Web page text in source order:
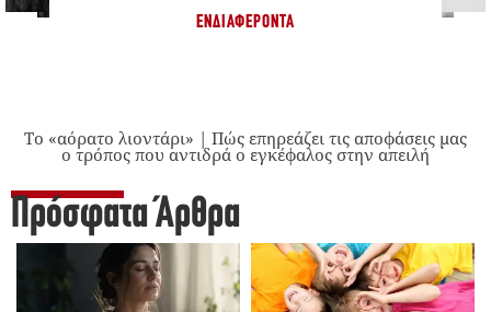
ΕΝΔΙΑΦΈΡΟΝΤΑ
Το «αόρατο λιοντάρι» | Πώς επηρεάζει τις αποφάσεις μας
ο τρόπος που αντιδρά ο εγκέφαλος στην απειλή
Πρόσφατα Άρθρα